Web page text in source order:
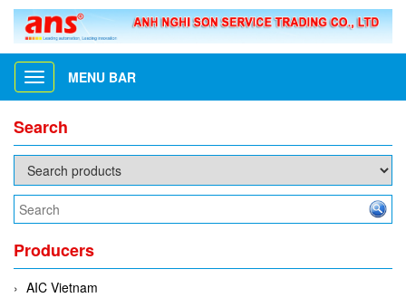
Toggle
navigation
MENU BAR
Search
Producers
AIC Vietnam